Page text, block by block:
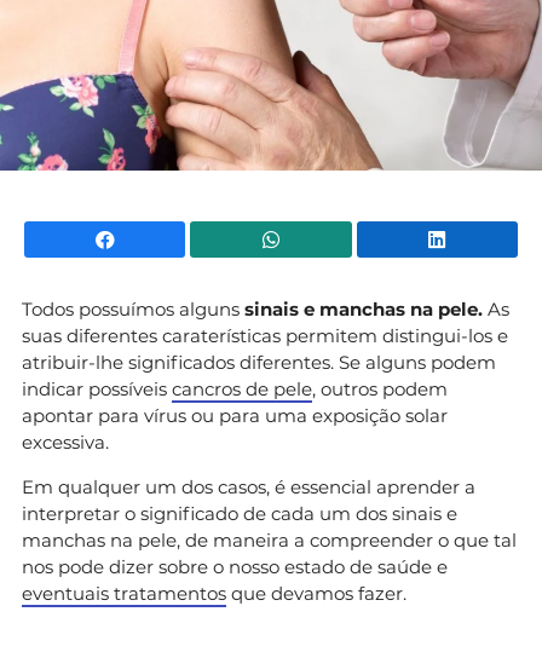
Facebook WhatsApp
Todos possuímos alguns sinais e manchas na pele. As
suas diferentes caraterísticas permitem distingui-los e
atribuir-lhe significados diferentes. Se alguns podem
indicar possíveis cancros de pele, outros podem
apontar para vírus ou para uma exposição solar
excessiva.
Em qualquer um dos casos, é essencial aprender a
interpretar o significado de cada um dos sinais e
manchas na pele, de maneira a compreender o que tal
nos pode dizer sobre o nosso estado de saúde e
eventuais tratamentos que devamos fazer.